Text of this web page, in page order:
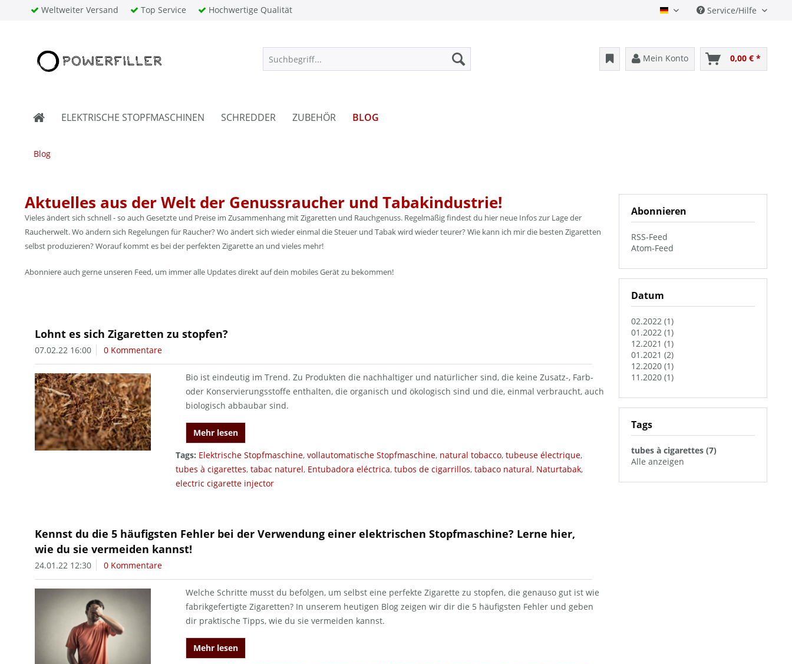
Weltweiter Versand Top Service Hochwertige Qualität Deutsch Service/Hilfe
Mein Konto 0,00 € *
ELEKTRISCHE STOPFMASCHINEN SCHREDDER ZUBEHÖR BLOG
Blog
Abonnieren
RSS-Feed
Atom-Feed
Datum
02.2022 (1)
01.2022 (1)
12.2021 (1)
01.2021 (2)
12.2020 (1)
11.2020 (1)
Tags
tubes à cigarettes (7)
Alle anzeigen
Aktuelles aus der Welt der Genussraucher und Tabakindustrie!
Vieles ändert sich schnell - so auch Gesetzte und Preise im Zusammenhang mit Zigaretten und Rauchgenuss. Regelmäßig findest du hier neue Infos zur Lage der
Raucherwelt. Wo ändern sich Regelungen für Raucher? Wo ändert sich wieder einmal die Steuer und Tabak wird wieder teurer? Wie kann ich mir die besten Zigaretten
selbst produzieren? Worauf kommt es bei der perfekten Zigarette an und vieles mehr!
Abonniere auch gerne unseren Feed, um immer alle Updates direkt auf dein mobiles Gerät zu bekommen!
Lohnt es sich Zigaretten zu stopfen?
07.02.22 16:00 0 Kommentare
Bio ist eindeutig im Trend. Zu Produkten die nachhaltiger und natürlicher sind, die keine Zusatz-, Farb-
oder Konservierungsstoffe enthalten, die organisch und ökologisch sind und die, einmal verbraucht, auch
biologisch abbaubar sind.
Mehr lesen
Tags: Elektrische Stopfmaschine, vollautomatische Stopfmaschine, natural tobacco, tubeuse électrique,
tubes à cigarettes, tabac naturel, Entubadora eléctrica, tubos de cigarrillos, tabaco natural, Naturtabak,
electric cigarette injector
Kennst du die 5 häufigsten Fehler bei der Verwendung einer elektrischen Stopfmaschine? Lerne hier,
wie du sie vermeiden kannst!
24.01.22 12:30 0 Kommentare
Welche Schritte musst du befolgen, um selbst eine perfekte Zigarette zu stopfen, die genauso gut ist wie
fabrikgefertigte Zigaretten? In unserem heutigen Blog zeigen wir dir die 5 häufigsten Fehler und geben
dir praktische Tipps, wie du sie vermeiden kannst.
Mehr lesen